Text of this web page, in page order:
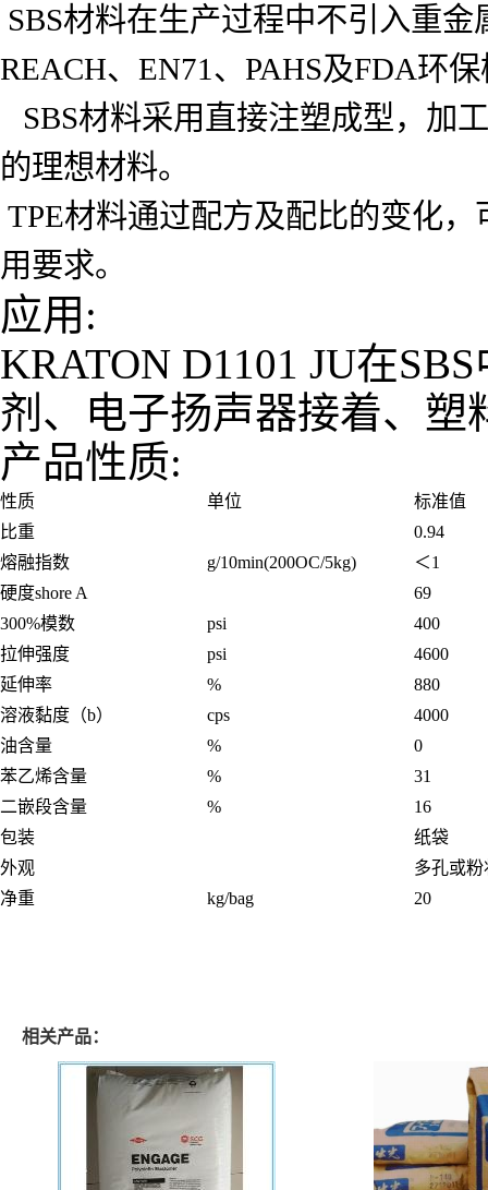
SBS材料在生产过程中不引入重
REACH、EN71、PAHS及FDA环
SBS材料采用直接注塑成型，加
的理想材料。
TPE材料通过配方及配比的变化
用要求。
应用:
KRATON D1101 JU在
剂、电子扬声器接着、塑
产品性质:
性质 单位
标准值
比重
0.94
熔融指数
g/10min(200OC/5kg)
＜1
硬度shore A
69
300%模数
psi
400
拉伸强度
psi
4600
延伸率
%
880
溶液黏度（b）
cps
4000
油含量
%
0
苯乙烯含量
%
31
二嵌段含量
%
16
包装
纸袋
外观
多孔或
净重
kg/bag 20
相关产品：